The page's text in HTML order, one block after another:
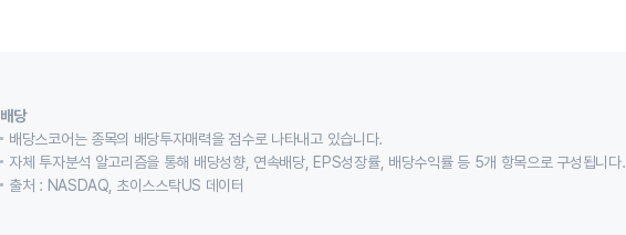
배당
배당스코어는 종목의 배당투자매력을 점수로 나타내고 있습니다.
자체 투자분석 알고리즘을 통해 배당성향, 연속배당, EPS성장률, 배당수익률 등 5개 항목으로 구성됩니다.
출처 : NASDAQ, 초이스스탁US 데이터